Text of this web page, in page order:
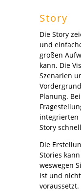
Story
Die Story
und
großen
kann. Die
Szenarien
Planung.
integrierten
Story
Die
Stories
weswegen
ist und